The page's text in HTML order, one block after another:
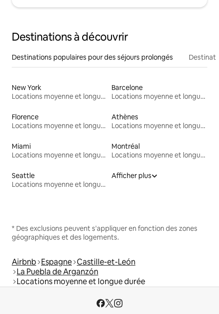
Destinations à découvrir
Destinations populaires pour des séjours prolongés
New York
Locations moyenne et longue durée
Barcelone
Locations moyenne et longue durée
Florence
Locations moyenne et longue durée
Athènes
Locations moyenne et longue durée
Miami
Locations moyenne et longue durée
Montréal
Locations moyenne et longue durée
Seattle
Locations moyenne et longue durée
Afficher plus
* Des exclusions peuvent s'appliquer en fonction des zones
géographiques et des logements.
Airbnb Espagne Castille-et-León
La Puebla de Arganzón
Locations moyenne et longue durée